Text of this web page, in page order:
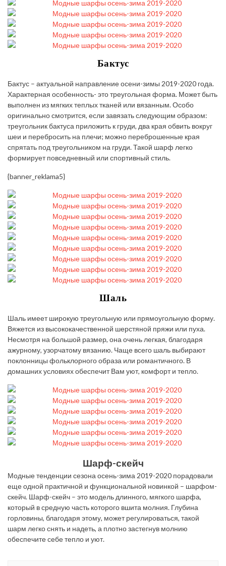
Бактус
Бактус – актуальной направление осени-зимы 2019-2020 года.
Характерная особенность- это треугольная форма. Может быть
выполнен из мягких теплых тканей или вязанным. Особо
оригинально смотрится, если завязать следующим образом:
треугольник бактуса приложить к груди, два края обвить вокруг
шеи и перебросить на плечи; можно переброшенные края
спрятать под треугольником на груди. Такой шарф легко
формирует повседневный или спортивный стиль.
{banner_reklama5}
Шаль
Шаль имеет широкую треугольную или прямоугольную форму.
Вяжется из высококачественной шерстяной пряжи или пуха.
Несмотря на большой размер, она очень легкая, благодаря
ажурному, узорчатому вязанию. Чаще всего шаль выбирают
поклонницы фольклорного образа или романтичного. В
домашних условиях обеспечит Вам уют, комфорт и тепло.
Шарф-скейч
Модные тенденции сезона осень-зима 2019-2020 порадовали
еще одной практичной и функциональной новинкой – шарфом-
скейч. Шарф-скейч – это модель длинного, мягкого шарфа,
который в средную часть которого вшита молния. Глубина
горловины, благодаря этому, может регулироваться, такой
шарм легко снять и надеть, а плотно застегнув молнию
обеспечите себе тепло и уют.